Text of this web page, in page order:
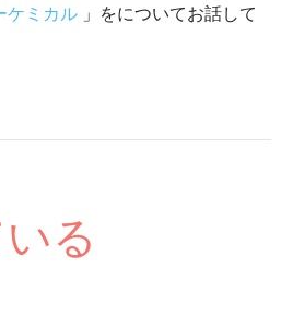
ケミカル 」をについてお話して
る